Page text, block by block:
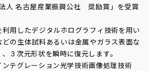
法人 名古屋産業振興公社 奨励賞」を受賞
利用したデジタルホログラフィ技術を用い
の生体試料あるいは金属やガラス表面な
３次元形状を瞬時に復元します。
テグレーション光学技術画像処理技術